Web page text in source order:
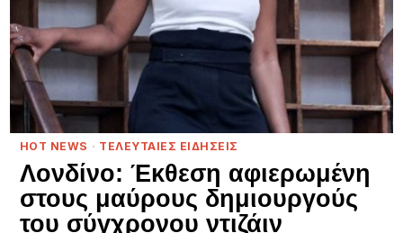
HOT NEWS · ΤΕΛΕΥΤΑΙΕΣ ΕΙΔΗΣΕΙΣ
Λονδίνο: Έκθεση αφιερωμένη
στους μαύρους δημιουργούς
του σύγχρονου ντιζάιν